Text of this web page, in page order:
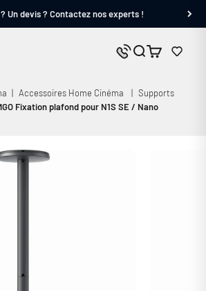
Un devis ? Contactez nos experts !
Nous contacter
Panier
| Accessoires Home Cinéma | Supports
Fixation plafond pour N1S SE / Nano